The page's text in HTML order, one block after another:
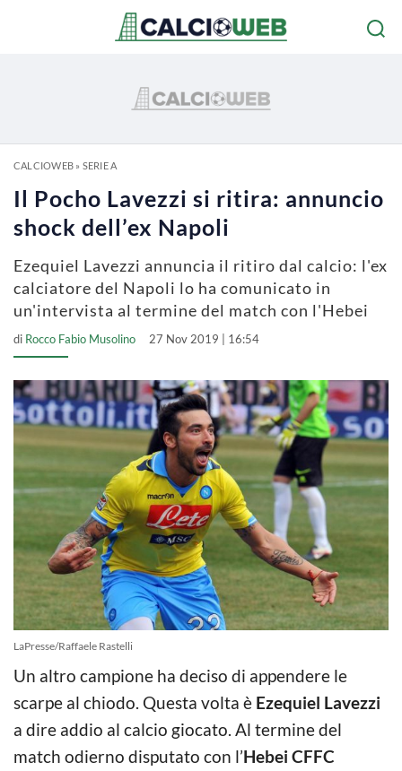
CALCIOWEB» SERIE A
Il Pocho Lavezzi si ritira: annuncio
shock dell’ex Napoli
Ezequiel Lavezzi annuncia il ritiro dal calcio: l'ex
calciatore del Napoli lo ha comunicato in
un'intervista al termine del match con l'Hebei
di Rocco Fabio Musolino 27 Nov 2019 | 16:54
LaPresse/Raffaele Rastelli
Un altro campione ha deciso di appendere le
scarpe al chiodo. Questa volta è Ezequiel Lavezzi
a dire addio al calcio giocato. Al termine del
match odierno disputato con l’Hebei CFFC